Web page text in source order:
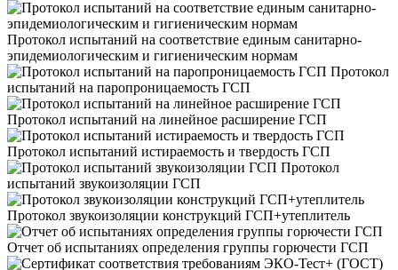
Протокол испытаний на соответствие единым санитарно-
эпидемиологическим и гигиеническим нормам
Протокол
испытаний на паропроницаемость ГСП
Протокол испытаний на линейное расширение ГСП
Протокол испытаний истираемость и твердость ГСП
Протокол
испытаний звукоизоляции ГСП
Протокол звукоизоляции конструкций ГСП+утеплитель
Отчет об испытаниях определения группы горючести ГСП